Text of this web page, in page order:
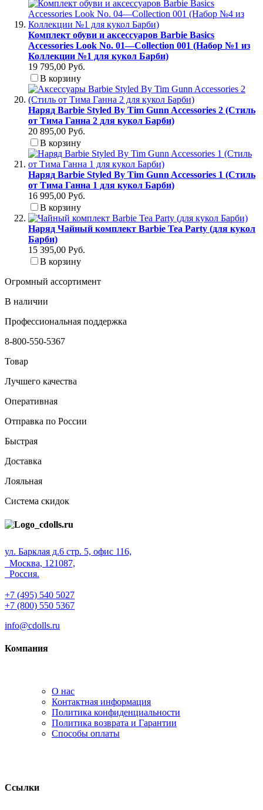
Комплект обуви и аксессуаров Barbie Basics
Accessories Look No. 01—Collection 001 (Набор №1 из
Коллекции №1 для кукол Барби)
19 795,00 Руб.
В корзину
Наряд Barbie Styled By Tim Gunn Accessories 2 (Стиль
от Тима Ганна 2 для кукол Барби)
20 895,00 Руб.
В корзину
Наряд Barbie Styled By Tim Gunn Accessories 1 (Стиль
от Тима Ганна 1 для кукол Барби)
16 995,00 Руб.
В корзину
Наряд Чайный комплект Barbie Tea Party (для кукол
Барби)
15 395,00 Руб.
В корзину
Огромный ассортимент
В наличии
Профессиональная поддержка
8-800-550-5367
Товар
Лучшего качества
Оперативная
Отправка по России
Быстрая
Доставка
Лояльная
Система скидок
ул. Барклая д.6 стр. 5, офис 116,
Москва, 121087,
Россия.
+7 (495) 540 5027
+7 (800) 550 5367
info@cdolls.ru
Компания
О нас
Контактная информация
Политика конфиденциальности
Политика возврата и Гарантии
Способы оплаты
Ссылки